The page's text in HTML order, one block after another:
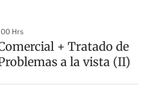
Hrs
+ Tratado de
a la vista (II)